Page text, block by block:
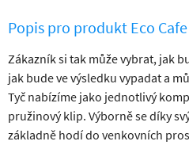
Popis pro produkt Eco
Zákazník si tak může vybrat, jak
jak bude ve výsledku vypadat a
Tyč nabízíme jako jednotlivý
pružinový klip. Výborně se díky
základně hodí do venkovních